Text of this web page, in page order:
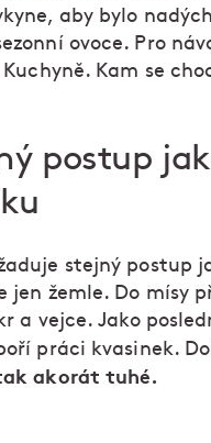
aby bylo
ovoce. Pro
Kam se
postup
stejný postup
jen žemle. Do mísy
a vejce. Jako
práci kvasinek.
akorát tuhé.